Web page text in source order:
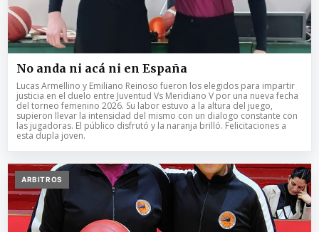
No anda ni acá ni en España
Lucas Armellino y Emiliano Reinoso fueron los elegidos para impartir
justicia en el duelo entre Juventud Vs Meridiano V por una nueva fecha
del torneo femenino 2026. Su labor estuvo a la altura del juego,
supieron llevar la intensidad del mismo con un dialogo constante con
las jugadoras. El público disfrutó y la naranja brilló. Felicitaciones a
esta dupla joven.
ARBITROS